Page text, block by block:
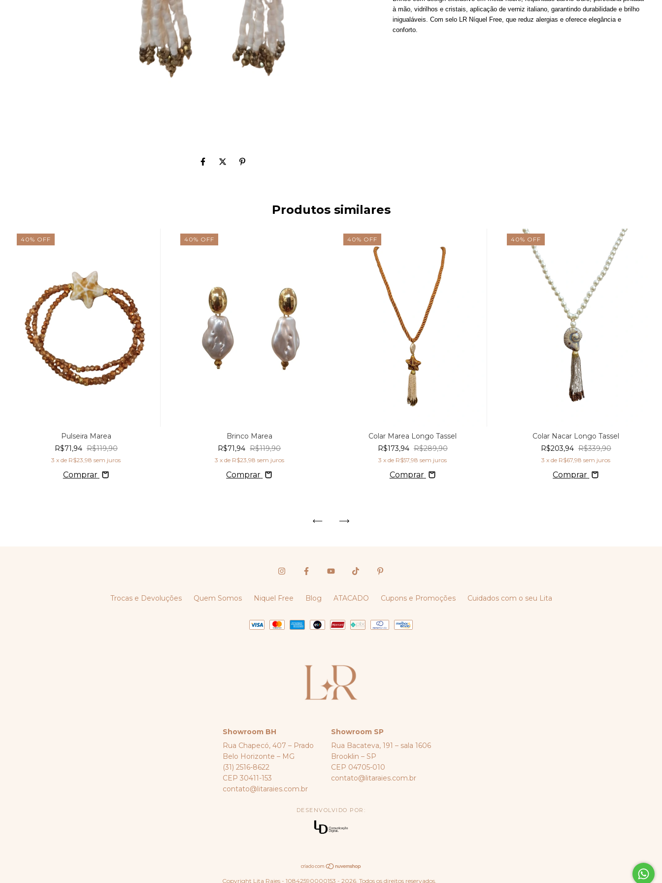
à mão, vidrilhos e cristais, aplicação de verniz italiano, garantindo durabilidade e brilho
inigualáveis. Com selo LR Níquel Free, que reduz alergias e oferece elegância e
conforto.
Produtos similares
40% OFF
Pulseira Marea
R$71,94 R$119,90
3 x de R$23,98 sem juros
Comprar
40% OFF
Brinco Marea
R$71,94 R$119,90
3 x de R$23,98 sem juros
Comprar
40% OFF
Colar Marea Longo Tassel
R$173,94 R$289,90
3 x de R$57,98 sem juros
Comprar
40% OFF
Colar Nacar Longo Tassel
R$203,94 R$339,90
3 x de R$67,98 sem juros
Comprar
Trocas e Devoluções Quem Somos Niquel Free Blog ATACADO Cupons e Promoções Cuidados com o seu Lita
Showroom BH
Rua Chapecó, 407 – Prado
Belo Horizonte – MG
(31) 2516-8622
CEP 30411-153
contato@litaraies.com.br
Showroom SP
Rua Bacateva, 191 – sala 1606
Brooklin – SP
CEP 04705-010
contato@litaraies.com.br
DESENVOLVIDO POR:
Copyright Lita Raies - 10842590000153 - 2026. Todos os direitos reservados.